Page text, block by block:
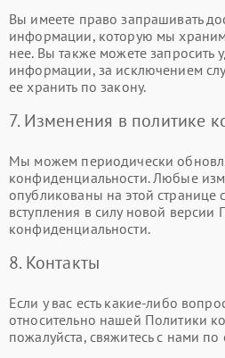
Вы имеете право запрашивать
информации, которую мы
нее. Вы также можете запросить
информации, за исключением
ее хранить по закону.
7. Изменения в политике
Мы можем периодически
конфиденциальности. Любые
опубликованы на этой странице
вступления в силу новой версии
конфиденциальности.
8. Контакты
Если у вас есть какие-либо
относительно нашей Политики
пожалуйста, свяжитесь с нами